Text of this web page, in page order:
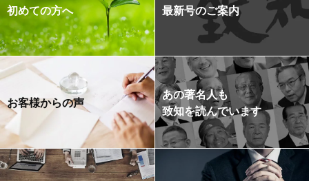
初めての方へ 最新号のご案内
お客様からの声
あの著名人も
致知を読んでいます